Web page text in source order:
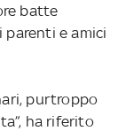
batte
e amici
purtroppo
ha riferito